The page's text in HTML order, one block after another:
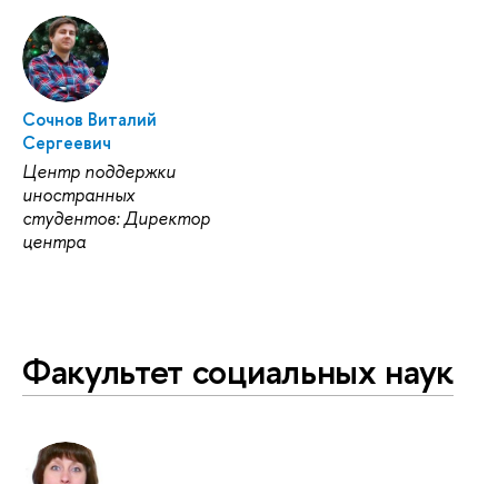
Сочнов Виталий
Сергеевич
Центр поддержки
иностранных
студентов: Директор
центра
Факультет социальных наук